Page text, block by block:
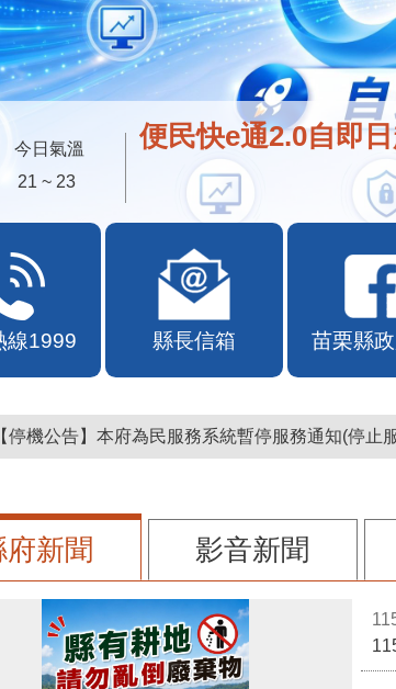
便民快e通2.0自即
今日氣溫
21 ~ 23
線1999 縣長信箱 苗栗縣
【停機公告】本府為民服務系統暫停服務通知(停
府新聞 影音新聞